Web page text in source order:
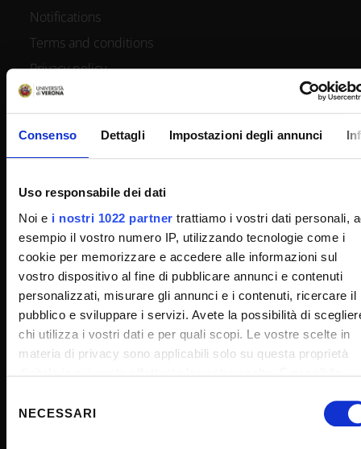
Consenso Dettagli Impostazioni degli annunci
Uso responsabile dei dati
Noi e i nostri 1022 partner trattiamo i vostri dati personali,
esempio il vostro numero IP, utilizzando tecnologie come i
cookie per memorizzare e accedere alle informazioni sul
vostro dispositivo al fine di pubblicare annunci e contenuti
personalizzati, misurare gli annunci e i contenuti, ricercare il
pubblico e sviluppare i servizi. Avete la possibilità di
chi utilizza i vostri dati e per quali scopi. Le vostre scelte in
materia di privacy sono applicabili solo su questa proprietà
digitale in cui avete effettuato le vostre scelte. È possibile
momento dalla Dichiarazione sui cookie o facendo clic
delNECESSARI
Notifications
Terms and conditions
Privacy policy
Cookie
Firma Elettronica Avanzata
SPID
Accessibilità
CONTACTS
URP - Ufficio Relazioni con il pubblico